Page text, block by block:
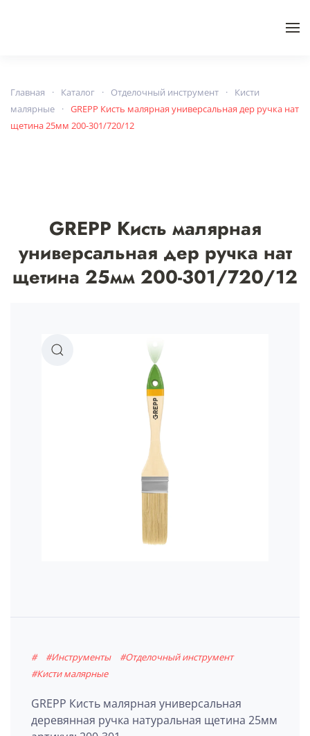
Главная Каталог Отделочный инструмент
Кисти
малярные
GREPP Кисть малярная универсальная дер ручка нат
щетина 25мм 200-301/720/12
GREPP Кисть малярная
универсальная дер ручка нат
щетина 25мм 200-301/720/12
# #Инструменты
#Отделочный инструмент
#Кисти малярные
GREPP Кисть малярная универсальная
деревянная ручка натуральная щетина 25мм